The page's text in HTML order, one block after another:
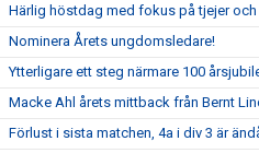
Härlig höstdag med fokus på tjejer
Nominera Årets ungdomsledare!
Ytterligare ett steg närmare 100
Macke Ahl årets mittback från Bernt
Förlust i sista matchen, 4a i div 3 är